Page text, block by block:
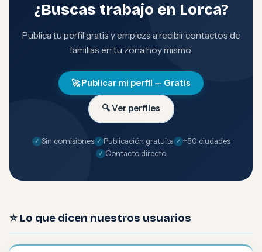
¿Buscas trabajo en Lorca?
Publica tu perfil gratis y empieza a recibir contactos de
familias en tu zona hoy mismo.
🚀 Publicar mi perfil — Gratis
🔍 Ver perfiles
Sin comisiones Publicación gratuita
+50 ciudades
Contacto directo
⭐ Lo que dicen nuestros usuarios